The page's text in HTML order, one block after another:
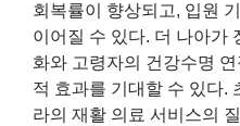
회복률이 향상되고, 입원
이어질 수 있다. 더 나아가
화와 고령자의 건강수명
적 효과를 기대할 수 있다.
라의 재활 의료 서비스의